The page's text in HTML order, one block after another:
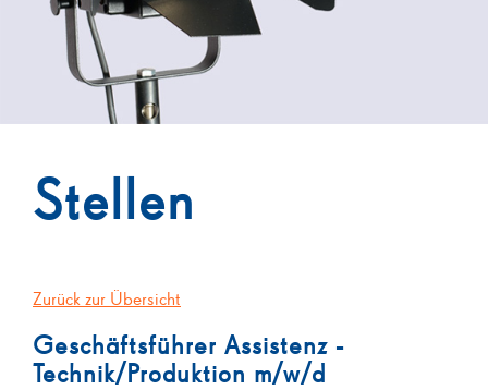
Stellen
Zurück zur Übersicht
Geschäftsführer Assistenz -
Technik/Produktion m/w/d